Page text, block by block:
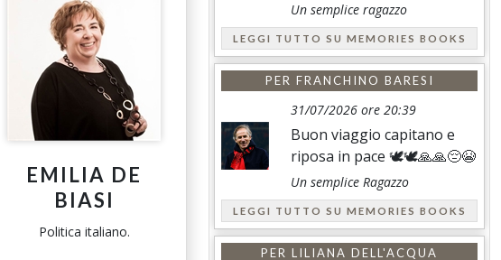
EMILIA DE
BIASI
Politica italiano.
Un semplice ragazzo
LEGGI TUTTO SU MEMORIES BOOKS
PER FRANCHINO BARESI
31/07/2026 ore 20:39
Buon viaggio capitano e
riposa in pace 🕊️🕊️🙏🙏😔😭
Un semplice Ragazzo
LEGGI TUTTO SU MEMORIES BOOKS
PER LILIANA DELL'ACQUA